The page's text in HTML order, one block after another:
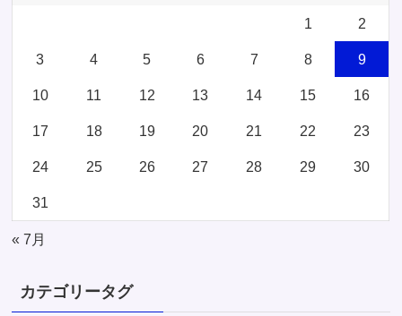
1 2
3 4 5 6 7 8 9
10 11 12 13 14 15 16
17 18 19 20 21 22 23
24 25 26 27 28 29 30
31
« 7月
カテゴリータグ